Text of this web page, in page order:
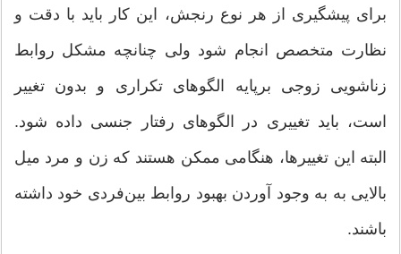
برای پیشگیری از هر نوع رنجش، این کار باید با دقت و
نظارت متخصص انجام شود ولی چنانچه مشکل روابط
زناشویی زوجی برپایه الگوهای تکراری و بدون تغییر
است، باید تغییری در الگوهای رفتار جنسی داده شود.
البته این تغییرها، هنگامی ممکن هستند که زن و مرد میل
بالایی به به وجود آوردن بهبود روابط بین‌فردی خود داشته
باشند.